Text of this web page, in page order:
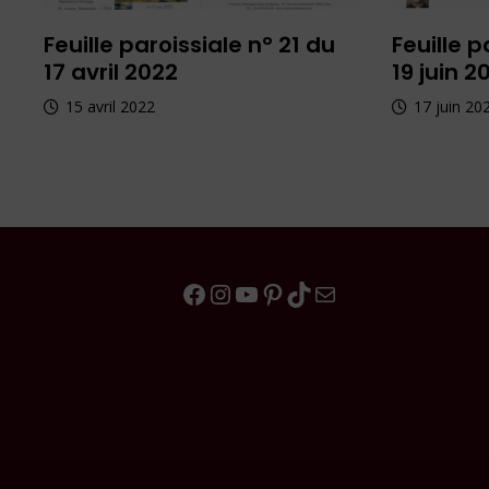
Feuille paroissiale n° 21 du
17 avril 2022
15 avril 2022
Feuille
19 juin
17 juin
Facebook
Instagram
YouTube
Pinterest
TikTok
E-mail